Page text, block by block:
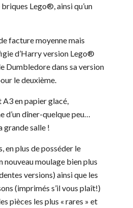
Lego®, ainsi qu’un
facture moyenne mais
d’Harry version Lego®
Dumbledore dans sa version
le deuxième.
en papier glacé,
d’un dîner-quelque peu…
grande salle !
en plus de posséder le
nouveau moulage bien plus
versions) ainsi que les
(imprimés s’il vous plaît!)
pièces les plus « rares » et